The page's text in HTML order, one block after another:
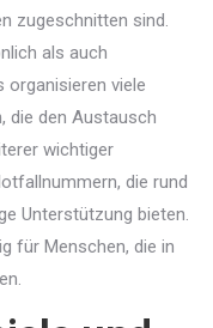
zugeschnitten sind.
als auch
organisieren viele
die den Austausch
wichtiger
die rund
Unterstützung bieten.
für Menschen, die in